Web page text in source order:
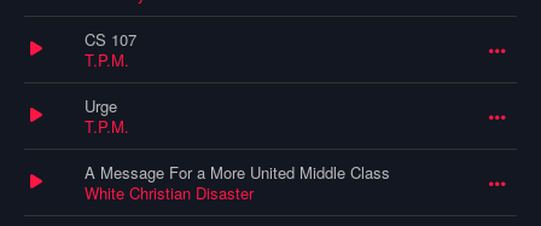
CS 107
T.P.M.
Urge
T.P.M.
A Message For a More United Middle Class
White Christian Disaster